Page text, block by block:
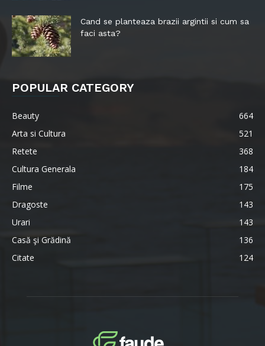
Cand se planteaza brazii argintii si cum sa
faci asta?
POPULAR CATEGORY
Beauty
664
Arta si Cultura
521
Retete
368
Cultura Generala
184
Filme
175
Dragoste
143
Urari
143
Casă şi Grădină
136
Citate
124